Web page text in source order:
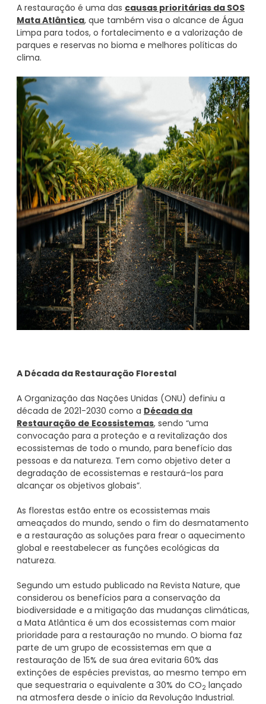
A restauração é uma das causas prioritárias da SOS
Mata Atlântica, que também visa o alcance de Água
Limpa para todos, o fortalecimento e a valorização de
parques e reservas no bioma e melhores políticas do
clima.
A Década da Restauração Florestal
A Organização das Nações Unidas (ONU) definiu a
década de 2021-2030 como a Década da
Restauração de Ecossistemas, sendo “uma
convocação para a proteção e a revitalização dos
ecossistemas de todo o mundo, para benefício das
pessoas e da natureza. Tem como objetivo deter a
degradação de ecossistemas e restaurá-los para
alcançar os objetivos globais”.
As florestas estão entre os ecossistemas mais
ameaçados do mundo, sendo o fim do desmatamento
e a restauração as soluções para frear o aquecimento
global e reestabelecer as funções ecológicas da
natureza.
Segundo um estudo publicado na Revista Nature, que
considerou os benefícios para a conservação da
biodiversidade e a mitigação das mudanças climáticas,
a Mata Atlântica é um dos ecossistemas com maior
prioridade para a restauração no mundo. O bioma faz
parte de um grupo de ecossistemas em que a
restauração de 15% de sua área evitaria 60% das
extinções de espécies previstas, ao mesmo tempo em
que sequestraria o equivalente a 30% do CO2 lançado
na atmosfera desde o início da Revolução Industrial.